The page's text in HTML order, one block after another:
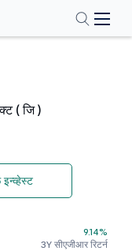
( जि )
9.14%
3Y सीएजीआर रिटर्न